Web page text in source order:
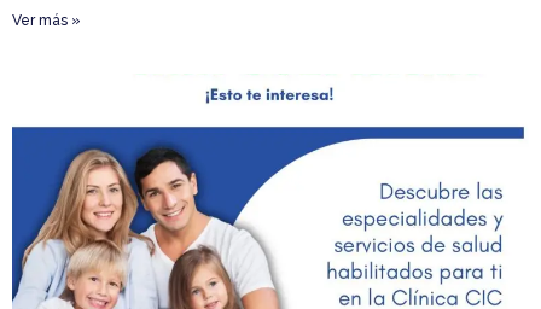
Ver más »